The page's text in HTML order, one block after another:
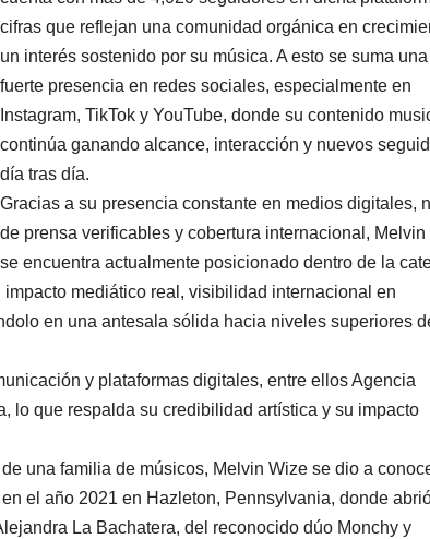
cifras que reflejan una comunidad orgánica en
un interés sostenido por su música. A esto se suma una
fuerte presencia en redes sociales, especialmente en
Instagram, TikTok y YouTube, donde su contenido
continúa ganando alcance, interacción y nuevos
día tras día.
Gracias a su presencia constante en medios digitales,
de prensa verificables y cobertura internacional, Melvin
se encuentra actualmente posicionado dentro de la
mediático real, visibilidad internacional en
en una antesala sólida hacia niveles superiores
y plataformas digitales, entre ellos Agencia
lo que respalda su credibilidad artística y su impacto
una familia de músicos, Melvin Wize se dio a
el año 2021 en Hazleton, Pennsylvania, donde
La Bachatera, del reconocido dúo Monchy y